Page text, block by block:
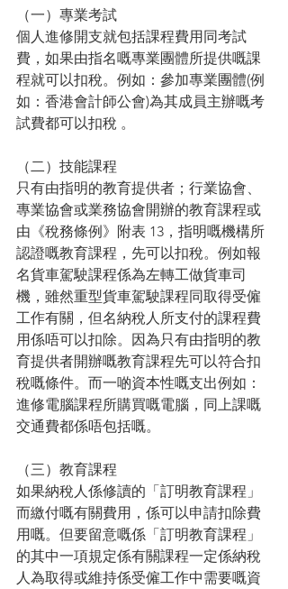
（一）專業考試
個人進修開支就包括課程費用同考試
費，如果由指名嘅專業團體所提供嘅課
程就可以扣稅。例如：參加專業團體(例
如：香港會計師公會)為其成員主辦嘅考
試費都可以扣稅 。
（二）技能課程
只有由指明的教育提供者；行業協會、
專業協會或業務協會開辦的教育課程或
由《稅務條例》附表 13，指明嘅機構所
認證嘅教育課程，先可以扣稅。例如報
名貨車駕駛課程係為左轉工做貨車司
機，雖然重型貨車駕駛課程同取得受僱
工作有關，但名納稅人所支付的課程費
用係唔可以扣除。因為只有由指明的教
育提供者開辦嘅教育課程先可以符合扣
稅嘅條件。而一啲資本性嘅支出例如：
進修電腦課程所購買嘅電腦，同上課嘅
交通費都係唔包括嘅。
（三）教育課程
如果納稅人係修讀的「訂明教育課程」
而繳付嘅有關費用，係可以申請扣除費
用嘅。但要留意嘅係「訂明教育課程」
的其中一項規定係有關課程一定係納稅
人為取得或維持係受僱工作中需要嘅資